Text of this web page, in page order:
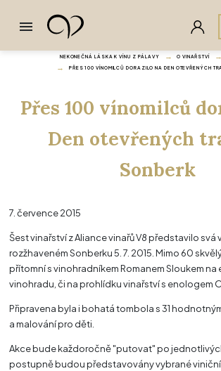
NEKONEČNÁ LÁSKA K VÍNU Z PÁLAVY O VINAŘSTVÍ
PŘES 100 VÍNOMILCŮ DORAZILO NA DEN OTEVŘENÝCH
Přes 100 vínomilců
Den otevřených
Sonberk
7. července 2015
Šest vinařství z Aliance vinařů V8 představilo svá
rozžhaveném Sonberku 5. 7. 2015. Mimo 60
přítomní s vinohradníkem Romanem Sloukem na
vinohradu, či na prohlídku vinařství s enologem
Připravena byla i bohatá tombola s 31
a malování pro děti.
Akce bude každoročně "putovat" po
postupně budou představovány vybrané